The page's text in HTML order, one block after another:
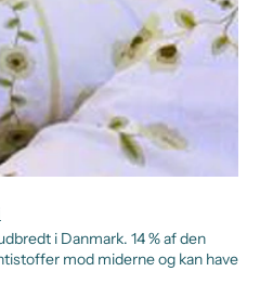
i Danmark. 14 % af den
mod miderne og kan have